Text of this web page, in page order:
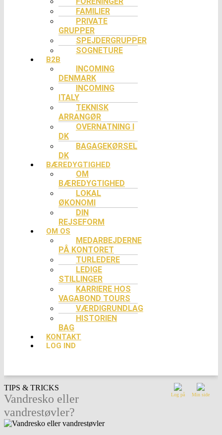
FAMILIER
PRIVATE
GRUPPER
SPEJDERGRUPPER
SOGNETURE
B2B
INCOMING
DENMARK
INCOMING
ITALY
TEKNISK
ARRANGØR
OVERNATNING I
DK
BAGAGEKØRSEL
DK
BÆREDYGTIGHED
OM
BÆREDYGTIGHED
LOKAL
ØKONOMI
DIN
REJSEFORM
OM OS
MEDARBEJDERNE
PÅ KONTORET
TURLEDERE
LEDIGE
STILLINGER
KARRIERE HOS
VAGABOND TOURS
VÆRDIGRUNDLAG
HISTORIEN
BAG
KONTAKT
LOG IND
Log på Min side
TIPS & TRICKS
Vandresko eller
vandrestøvler?